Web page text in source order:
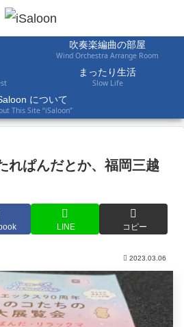
吹奏楽編曲の部屋
Wind Orchestra Arrange Room
まったり生活
Slow Life
について
This Site “iSaloon”
れぱんだとか、福岡三越
LINE コピー
2023.03.06